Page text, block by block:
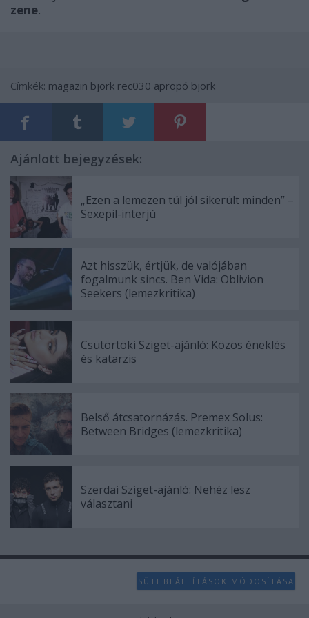
zene.
Címkék: magazin björk rec030 apropó björk
Ajánlott bejegyzések:
„Ezen a lemezen túl jól sikerült minden” –
Sexepil-interjú
Azt hisszük, értjük, de valójában
fogalmunk sincs. Ben Vida: Oblivion
Seekers (lemezkritika)
Csütörtöki Sziget-ajánló: Közös éneklés
és katarzis
Belső átcsatornázás. Premex Solus:
Between Bridges (lemezkritika)
Szerdai Sziget-ajánló: Nehéz lesz
választani
SÜTI BEÁLLÍTÁSOK MÓDOSÍTÁSA